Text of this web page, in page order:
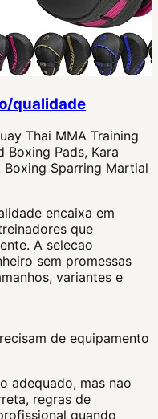
qualidade
Thai MMA Training
Boxing Pads, Kara
Sparring Martial
encaixa em
que
A selecao
sem promessas
variantes e
de equipamento
adequado, mas nao
regras de
quando